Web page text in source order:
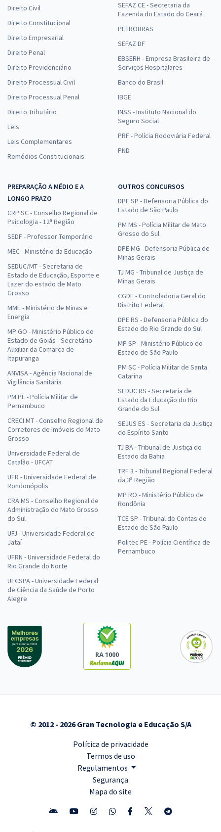
Direito Civil
Direito Constitucional
Direito Empresarial
Direito Penal
Direito Previdenciário
Direito Processual Civil
Direito Processual Penal
Direito Tributário
Leis
Leis Complementares
Remédios Constitucionais
SEFAZ CE - Secretaria da
Fazenda do Estado do Ceará
PETROBRAS
SEFAZ DF
EBSERH - Empresa Brasileira de
Serviços Hospitalares
Banco do Brasil
IBGE
INSS - Instituto Nacional do
Seguro Social
PRF - Polícia Rodoviária Federal
PND
PREPARAÇÃO A MÉDIO E A
LONGO PRAZO
CRP SC - Conselho Regional de
Psicologia - 12ª Região
SEDF - Professor Temporário
MEC - Ministério da Educação
SEDUC/MT - Secretaria de
Estado de Educação, Esporte e
Lazer do estado de Mato
Grosso
MME - Ministério de Minas e
Energia
MP GO - Ministério Público do
Estado de Goiás - Secretário
Auxiliar da Comarca de
Itapuranga
ANVISA - Agência Nacional de
Vigilância Sanitária
PM PE - Polícia Militar de
Pernambuco
CRECI MT - Conselho Regional de
Corretores de Imóveis do Mato
Grosso
Universidade Federal de
Catalão - UFCAT
UFR - Universidade Federal de
Rondonópolis
CRA MS - Conselho Regional de
Administração do Mato Grosso
do Sul
UFJ - Universidade Federal de
Jataí
UFRN - Universidade Federal do
Rio Grande do Norte
UFCSPA - Universidade Federal
de Ciência da Saúde de Porto
Alegre
OUTROS CONCURSOS
DPE SP - Defensoria Pública do
Estado de São Paulo
PM MS - Polícia Militar de Mato
Grosso do Sul
DPE MG - Defensoria Pública de
Minas Gerais
TJ MG - Tribunal de Justiça de
Minas Gerais
CGDF - Controladoria Geral do
Distrito Federal
DPE RS - Defensoria Pública do
Estado do Rio Grande do Sul
MP SP - Ministério Público do
Estado de São Paulo
PM SC - Polícia Militar de Santa
Catarina
SEDUC RS - Secretaria de
Estado da Educação do Rio
Grande do Sul
SEJUS ES - Secretaria da Justiça
do Espírito Santo
TJ BA - Tribunal de Justiça do
Estado da Bahia
TRF 3 - Tribunal Regional Federal
da 3ª Região
MP RO - Ministério Público de
Rondônia
TCE SP - Tribunal de Contas do
Estado de São Paulo
Politec PE - Polícia Científica de
Pernambuco
RA 1000
© 2012 - 2026 Gran Tecnologia e Educação S/A
Política de privacidade
Termos de uso
Regulamentos
Segurança
Mapa do site